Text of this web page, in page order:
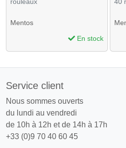
Mentos
En stock
Service client
Nous sommes ouverts
du lundi au vendredi
de 10h à 12h et de 14h à 17h
+33 (0)9 70 40 60 45